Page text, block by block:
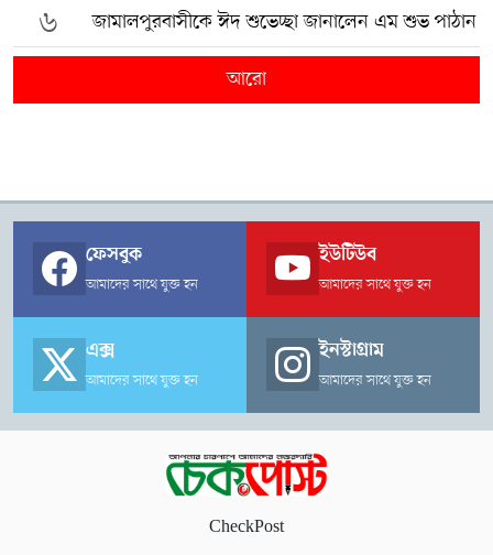
৬ জামালপুরবাসীকে ঈদ শুভেচ্ছা জানালেন এম শুভ পাঠান
আরো
ফেসবুক
আমাদের সাথে যুক্ত হন
ইউটিউব
আমাদের সাথে যুক্ত হন
এক্স
আমাদের সাথে যুক্ত হন
ইনস্টাগ্রাম
আমাদের সাথে যুক্ত হন
CheckPost